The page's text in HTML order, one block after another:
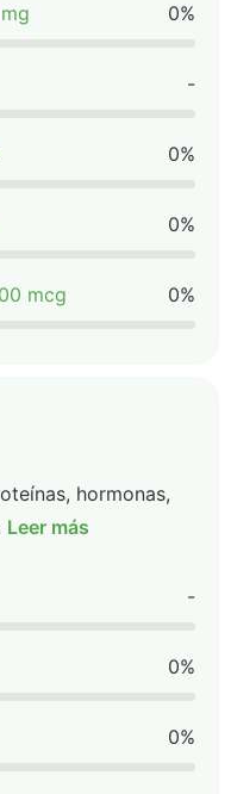
0%
-
0%
0%
mcg 0%
hormonas,
Leer más
-
0%
0%